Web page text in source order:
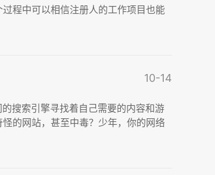
程中可以相信注册人的工作项目也能
10-14
搜索引擎寻找着自己需要的内容和游
的网站，甚至中毒？少年，你的网络